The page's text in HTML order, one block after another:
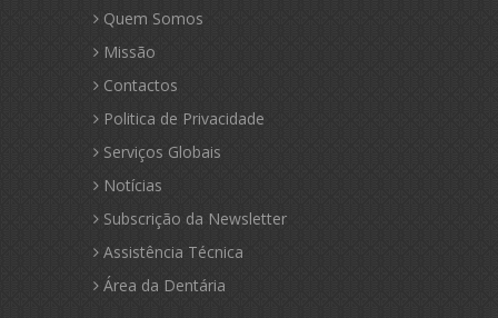
Quem Somos
Missão
Contactos
Politica de Privacidade
Serviços Globais
Notícias
Subscrição da Newsletter
Assistência Técnica
Área da Dentária